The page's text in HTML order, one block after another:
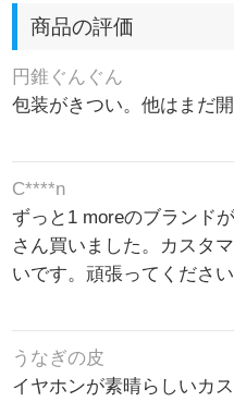
商品の評価
円錐ぐんぐん
包装がきつい。他はまだ開
C****n
ずっと1 moreのブランド
さん買いました。カスタ
いです。頑張ってください
うなぎの皮
イヤホンが素晴らしいカ